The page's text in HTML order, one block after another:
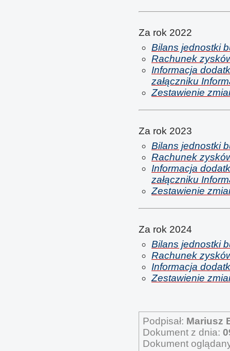
Za rok 2022
Bilans jednostki
Rachunek
Informacja
załączniku
Zestawienie
Za rok 2023
Bilans jednostki
Rachunek
Informacja
załączniku
Zestawienie
Za rok 2024
Bilans jednostki
Rachunek
Informacja
Zestawienie
Podpisał: Mariusz
Dokument z dnia:
Dokument